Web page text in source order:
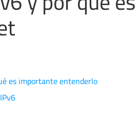
es importante entenderlo